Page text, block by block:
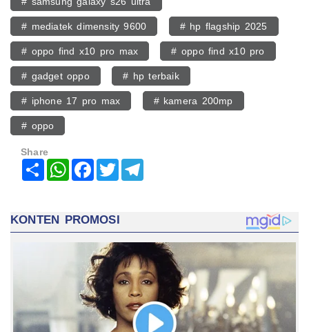
# mediatek dimensity 9600 # hp flagship 2025
# oppo find x10 pro max # oppo find x10 pro
# gadget oppo # hp terbaik
# iphone 17 pro max # kamera 200mp
# oppo
Share
Share WhatsAppFacebook
Twitter